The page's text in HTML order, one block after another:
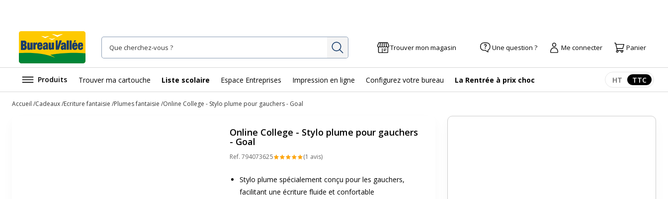
Rechercher Trouver mon magasin Une question ? Me connecter Panier
Produits Trouver ma cartouche Liste scolaire Espace Entreprises Impression en ligne Configurez votre bureau La Rentrée à prix choc Afficher les
HT TTC
Accueil Cadeaux Ecriture fantaisie Plumes fantaisie Online College - Stylo plume pour gauchers - Goal
Online College - Stylo plume pour gauchers
- Goal
Ref. 794073625 (1 avis)
Stylo plume spécialement conçu pour les gauchers,
facilitant une écriture fluide et confortable